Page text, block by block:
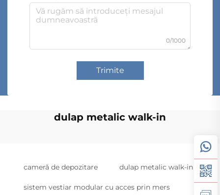
0/1000
Trimite
dulap metalic walk-in
cameră de depozitare dulap metalic walk-in
sistem vestiar modular cu acces prin mers